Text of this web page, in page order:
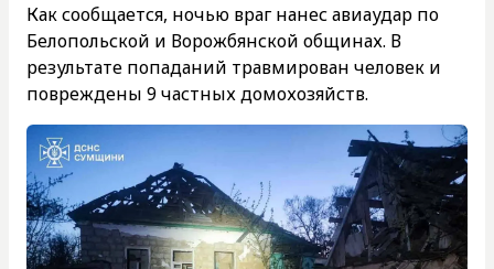
Как сообщается, ночью враг нанес авиаудар по
Белопольской и Ворожбянской общинах. В
результате попаданий травмирован человек и
повреждены 9 частных домохозяйств.